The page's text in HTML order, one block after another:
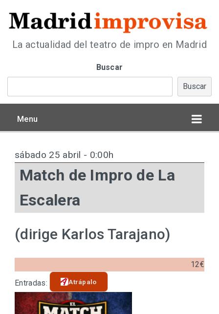
La actualidad del teatro de impro en Madrid
Buscar
Buscar
Menu
sábado 25 abril - 0:00h
Match de Impro de La
Escalera
(dirige Karlos Tarajano)
12€
Entradas:
Atrápalo